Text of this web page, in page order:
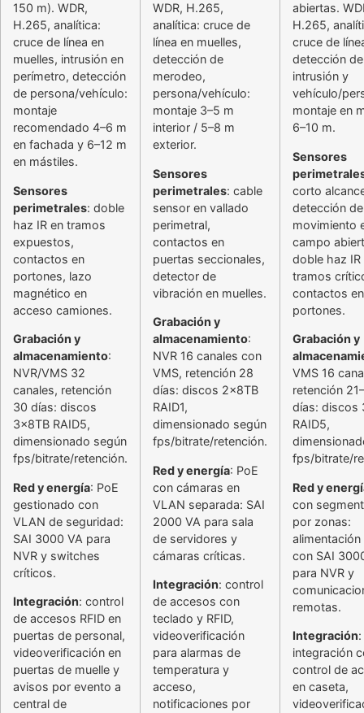
150 m). WDR,
H.265, analítica:
cruce de línea en
muelles, intrusión en
perímetro, detección
de persona/vehículo:
montaje
recomendado 4–6 m
en fachada y 6–12 m
en mástiles.
Sensores
perimetrales: doble
haz IR en tramos
expuestos,
contactos en
portones, lazo
magnético en
acceso camiones.
Grabación y
almacenamiento:
NVR/VMS 32
canales, retención
30 días: discos
3x8TB RAID5,
dimensionado según
fps/bitrate/retención.
Red y energía: PoE
gestionado con
VLAN de seguridad:
SAI 3000 VA para
NVR y switches
críticos.
Integración: control
de accesos RFID en
puertas de personal,
videoverificación en
puertas de muelle y
avisos por evento a
central de
WDR, H.265,
analítica: cruce de
línea en muelles,
detección de
merodeo,
persona/vehículo:
montaje 3–5 m
interior / 5–8 m
exterior.
Sensores
perimetrales: cable
sensor en vallado
perimetral,
contactos en
puertas seccionales,
detector de
vibración en muelles.
Grabación y
almacenamiento:
NVR 16 canales con
VMS, retención 28
días: discos 2x8TB
RAID1,
dimensionado según
fps/bitrate/retención.
Red y energía: PoE
con cámaras en
VLAN separada: SAI
2000 VA para sala
de servidores y
cámaras críticas.
Integración: control
de accesos con
teclado y RFID,
videoverificación
para alarmas de
temperatura y
acceso,
notificaciones por
abiertas.
H.265,
cruce de
detección de
intrusión y
vehículo/
montaje en
6–10 m.
Sensores
corto
detección de
movimiento
campo
doble haz IR
tramos
contactos en
portones.
Grabación y
VMS 16
retención
días: discos
RAID5,
fps/bitrate/
Red y
con
por zonas:
con SAI
para NVR y
remotas.
Integración:
integración
control de
en caseta,